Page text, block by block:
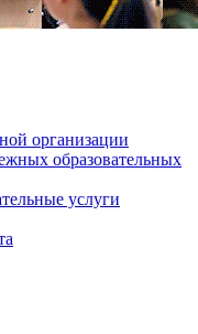
организации
образовательных
услуги